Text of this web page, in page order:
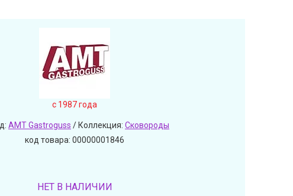
c 1987 года
AMT Gastroguss / Коллекция: Сковороды
код товара: 00000001846
НЕТ В НАЛИЧИИ